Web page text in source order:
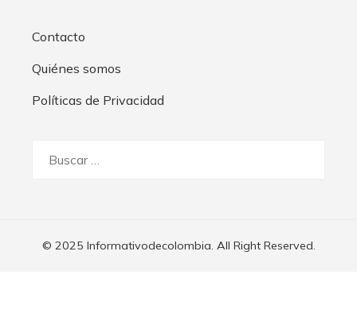
Contacto
Quiénes somos
Políticas de Privacidad
© 2025 Informativodecolombia. All Right Reserved.